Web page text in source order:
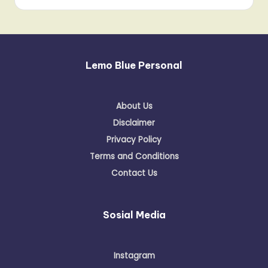
Lemo Blue Personal
About Us
Disclaimer
Privacy Policy
Terms and Conditions
Contact Us
Sosial Media
Instagram